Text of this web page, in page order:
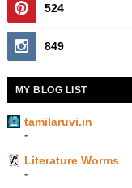
524
849
MY BLOG LIST
tamilaruvi.in
-
Literature Worms
-